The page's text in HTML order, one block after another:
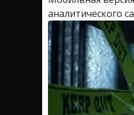
аналитического